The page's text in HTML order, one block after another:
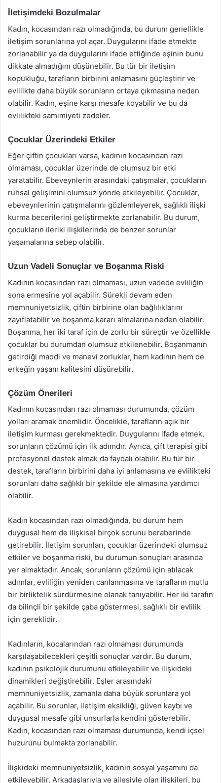
İletişimdeki Bozulmalar
Kadın, kocasından razı olmadığında, bu durum genellikle
iletişim sorunlarına yol açar. Duygularını ifade etmekte
zorlanabilir ya da duygularını ifade ettiğinde eşinin bunu
dikkate almadığını düşünebilir. Bu tür bir iletişim
kopukluğu, tarafların birbirini anlamasını güçleştirir ve
evlilikte daha büyük sorunların ortaya çıkmasına neden
olabilir. Kadın, eşine karşı mesafe koyabilir ve bu da
evlilikteki samimiyeti zedeler.
Çocuklar Üzerindeki Etkiler
Eğer çiftin çocukları varsa, kadının kocasından razı
olmaması, çocuklar üzerinde de olumsuz bir etki
yaratabilir. Ebeveynlerin arasındaki çatışmalar, çocukların
ruhsal gelişimini olumsuz yönde etkileyebilir. Çocuklar,
ebeveynlerinin çatışmalarını gözlemleyerek, sağlıklı ilişki
kurma becerilerini geliştirmekte zorlanabilir. Bu durum,
çocukların ileriki ilişkilerinde de benzer sorunlar
yaşamalarına sebep olabilir.
Uzun Vadeli Sonuçlar ve Boşanma Riski
Kadının kocasından razı olmaması, uzun vadede evliliğin
sona ermesine yol açabilir. Sürekli devam eden
memnuniyetsizlik, çiftin birbirine olan bağlılıklarını
zayıflatabilir ve boşanma kararı almalarına neden olabilir.
Boşanma, her iki taraf için de zorlu bir süreçtir ve özellikle
çocuklar bu durumdan olumsuz etkilenebilir. Boşanmanın
getirdiği maddi ve manevi zorluklar, hem kadının hem de
erkeğin yaşam kalitesini düşürebilir.
Çözüm Önerileri
Kadının kocasından razı olmaması durumunda, çözüm
yolları aramak önemlidir. Öncelikle, tarafların açık bir
iletişim kurması gerekmektedir. Duygularını ifade etmek,
sorunların çözümü için ilk adımdır. Ayrıca, çift terapisi gibi
profesyonel destek almak da faydalı olabilir. Bu tür bir
destek, tarafların birbirini daha iyi anlamasına ve evlilikteki
sorunları daha sağlıklı bir şekilde ele almasına yardımcı
olabilir.
Kadın kocasından razı olmadığında, bu durum hem
duygusal hem de ilişkisel birçok sorunu beraberinde
getirebilir. İletişim sorunları, çocuklar üzerindeki olumsuz
etkiler ve boşanma riski, bu durumun sonuçları arasında
yer almaktadır. Ancak, sorunların çözümü için atılacak
adımlar, evliliğin yeniden canlanmasına ve tarafların mutlu
bir birliktelik sürdürmesine olanak tanıyabilir. Her iki tarafın
da bilinçli bir şekilde çaba göstermesi, sağlıklı bir evlilik
için gereklidir.
Kadınların, kocalarından razı olmaması durumunda
karşılaşabilecekleri çeşitli sonuçlar vardır. Bu durum,
kadının psikolojik durumunu etkileyebilir ve ilişkideki
dinamikleri değiştirebilir. Eşler arasındaki
memnuniyetsizlik, zamanla daha büyük sorunlara yol
açabilir. Bu sorunlar, iletişim eksikliği, güven kaybı ve
duygusal mesafe gibi unsurlarla kendini gösterebilir.
Kadın, kocasından razı olmaması durumunda, kendi içsel
huzurunu bulmakta zorlanabilir.
İlişkideki memnuniyetsizlik, kadının sosyal yaşamını da
etkileyebilir. Arkadaşlarıyla ve ailesiyle olan ilişkileri, bu